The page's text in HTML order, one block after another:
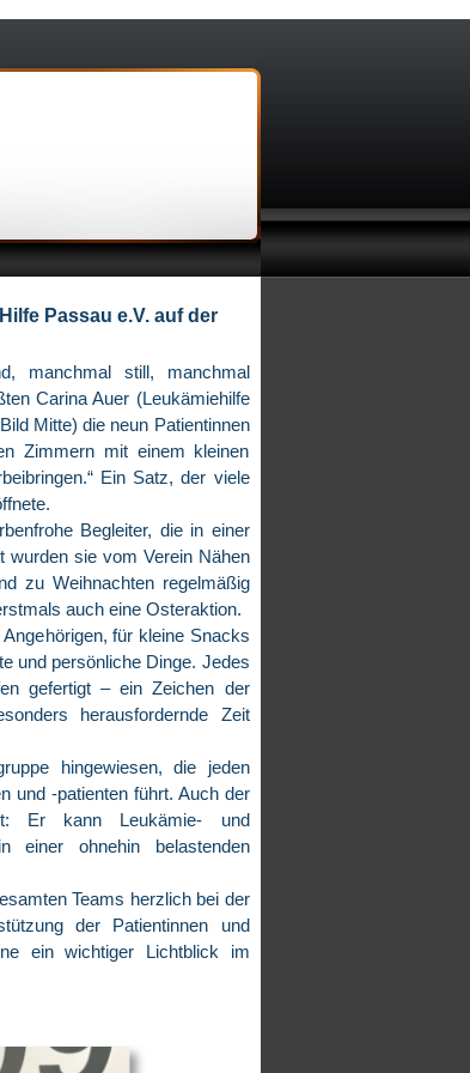
Passau e.V. auf der
manchmal still, manchmal
Carina Auer (Leukämiehilfe
Mitte) die neun Patientinnen
Zimmern mit einem kleinen
Ein Satz, der viele
Begleiter, die in einer
wurden sie vom Verein Nähen
zu Weihnachten regelmäßig
auch eine Osteraktion.
für kleine Snacks
und persönliche Dinge. Jedes
gefertigt – ein Zeichen der
herausfordernde Zeit
hingewiesen, die jeden
und -patienten führt. Auch der
Er kann Leukämie- und
einer ohnehin belastenden
Teams herzlich bei der
der Patientinnen und
ein wichtiger Lichtblick im